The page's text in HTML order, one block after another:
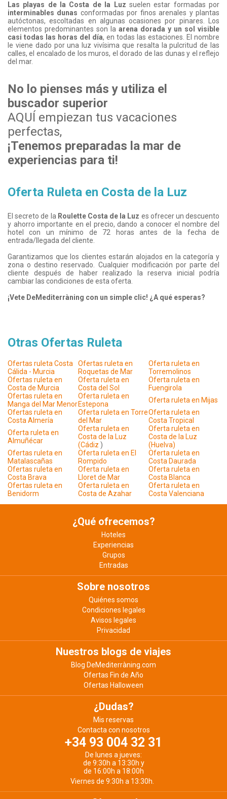
Las playas de la Costa de la Luz suelen estar formadas por
interminables dunas conformadas por finos arenales y plantas
autóctonas, escoltadas en algunas ocasiones por pinares. Los
elementos predominantes son la arena dorada y un sol visible
casi todas las horas del día, en todas las estaciones. El nombre
le viene dado por una luz vivísima que resalta la pulcritud de las
calles, el encalado de los muros, el dorado de las dunas y el reflejo
del mar.
No lo pienses más y utiliza el
buscador superior
AQUÍ empiezan tus vacaciones
perfectas,
¡Tenemos preparadas la mar de
experiencias para ti!
Oferta Ruleta en Costa de la Luz
El secreto de la Roulette Costa de la Luz es ofrecer un descuento
y ahorro importante en el precio, dando a conocer el nombre del
hotel con un mínimo de 72 horas antes de la fecha de
entrada/llegada del cliente.
Garantizamos que los clientes estarán alojados en la categoría y
zona o destino reservado. Cualquier modificación por parte del
cliente después de haber realizado la reserva inicial podría
cambiar las condiciones de esta oferta.
¡Vete DeMediterràning con un simple clic! ¿A qué esperas?
Otras Ofertas Ruleta
Ofertas ruleta Costa
Cálida - Murcia
Ofertas ruleta en
Roquetas de Mar
Oferta ruleta en
Torremolinos
Ofertas ruleta en
Costa de Murcia
Oferta ruleta en
Costa del Sol
Oferta ruleta en
Fuengirola
Ofertas ruleta en
Manga del Mar Menor
Oferta ruleta en
Estepona
Oferta ruleta en Mijas
Ofertas ruleta en
Costa Almería
Oferta ruleta en Torre
del Mar
Oferta ruleta en
Costa Tropical
Oferta ruleta en
Almuñécar
Oferta ruleta en
Costa de la Luz
(Cádiz )
Oferta ruleta en
Costa de la Luz
(Huelva)
Ofertas ruleta en
Matalascañas
Oferta ruleta en El
Rompido
Oferta ruleta en
Costa Daurada
Ofertas ruleta en
Costa Brava
Oferta ruleta en
Lloret de Mar
Oferta ruleta en
Costa Blanca
Ofertas ruleta en
Benidorm
Oferta ruleta en
Costa de Azahar
Oferta ruleta en
Costa Valenciana
¿Qué ofrecemos?
Hoteles
Experiencias
Grupos
Entradas
Sobre nosotros
Quiénes somos
Condiciones legales
Avisos legales
Privacidad
Nuestros blogs de viajes
Blog DeMediterràning.com
Ofertas Fin de Año
Ofertas Halloween
¿Dudas?
Mis reservas
Contacta con nosotros
+34 93 004 32 31
De lunes a jueves:
de 9:30h a 13:30h y
de 16:00h a 18:00h
Viernes de 9:30h a 13:30h.